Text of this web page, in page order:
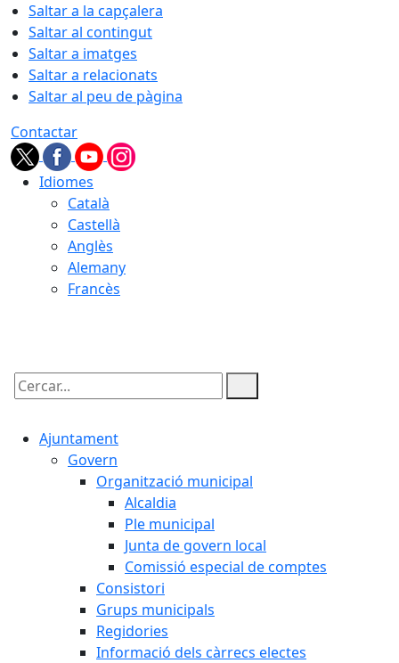
Saltar a la capçalera
Saltar al contingut
Saltar a imatges
Saltar a relacionats
Saltar al peu de pàgina
Contactar
Idiomes
Català
Castellà
Anglès
Alemany
Francès
Cercar:
Ajuntament
Govern
Organització municipal
Alcaldia
Ple municipal
Junta de govern local
Comissió especial de comptes
Consistori
Grups municipals
Regidories
Informació dels càrrecs electes